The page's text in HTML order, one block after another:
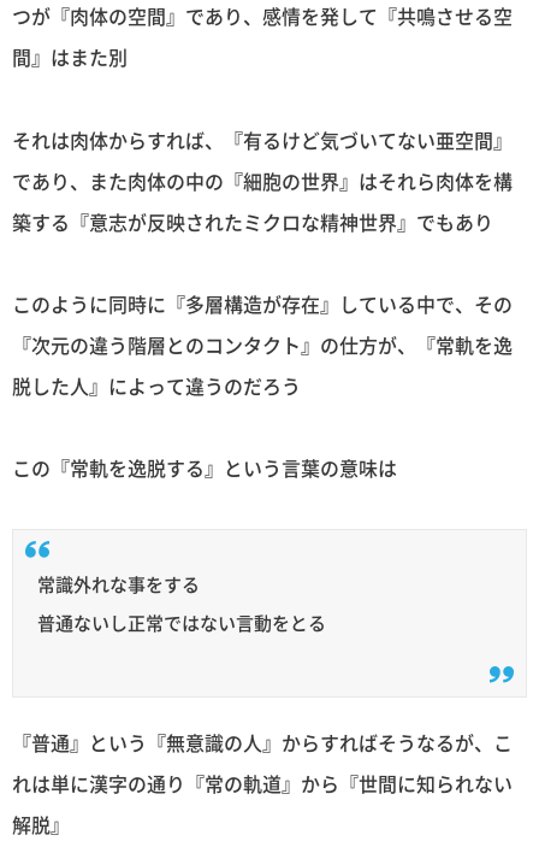
つが『肉体の空間』であり、感情を発して『共鳴させる空
間』はまた別
それは肉体からすれば、『有るけど気づいてない亜空間』
であり、また肉体の中の『細胞の世界』はそれら肉体を構
築する『意志が反映されたミクロな精神世界』でもあり
このように同時に『多層構造が存在』している中で、その
『次元の違う階層とのコンタクト』の仕方が、『常軌を逸
脱した人』によって違うのだろう
この『常軌を逸脱する』という言葉の意味は
常識外れな事をする
普通ないし正常ではない言動をとる
『普通』という『無意識の人』からすればそうなるが、こ
れは単に漢字の通り『常の軌道』から『世間に知られない
解脱』